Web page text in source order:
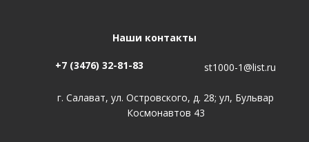
Наши контакты
+7 (3476) 32-81-83 st1000-1@list.ru
г. Салават, ул. Островского, д. 28; ул, Бульвар
Космонавтов 43